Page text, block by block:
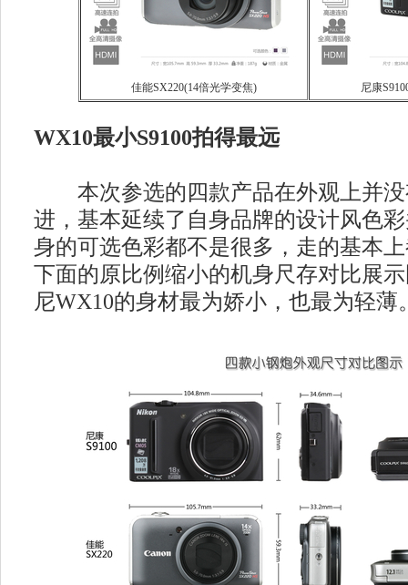
佳能SX220(14倍光学变焦) 尼康
WX10最小S9100拍得最远
本次参选的四款产品在外观上并没
进，基本延续了自身品牌的设计风色
身的可选色彩都不是很多，走的基本
下面的原比例缩小的机身尺存对比展
尼WX10的身材最为娇小，也最为轻薄